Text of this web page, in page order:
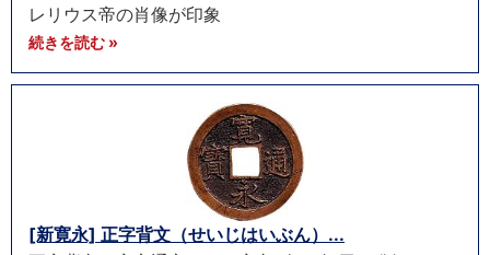
レリウス帝の肖像が印象
続きを読む »
[新寛永] 正字背文（せいじはいぶん）...